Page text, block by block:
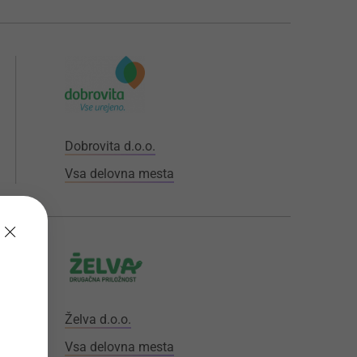
Dobrovita d.o.o.
Vsa delovna mesta
Želva d.o.o.
Vsa delovna mesta